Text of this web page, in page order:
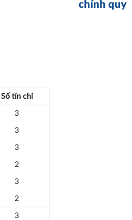
Số tín chỉ
3
3
3
2
3
2
3
chính quy